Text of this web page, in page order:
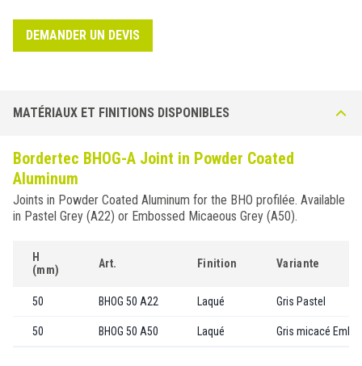
DEMANDER UN DEVIS
MATÉRIAUX ET FINITIONS DISPONIBLES
Bordertec BHOG-A Joint in Powder Coated
Aluminum
Joints in Powder Coated Aluminum for the BHO profilée. Available
in Pastel Grey (A22) or Embossed Micaeous Grey (A50).
H
(mm)
Art. Finition Variante
50 BHOG 50 A22 Laqué Gris Pastel
50 BHOG 50 A50 Laqué Gris micacé